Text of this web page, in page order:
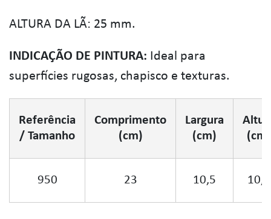
ALTURA DA LÃ: 25 mm.
INDICAÇÃO DE PINTURA: Ideal para
superfícies rugosas, chapisco e texturas.
Referência
/ Tamanho
Comprimento
(cm)
Largura
(cm)
(cm)
950 23 10,5 10,5